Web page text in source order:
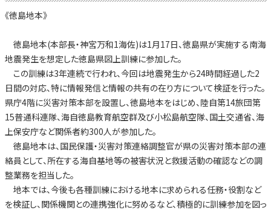
《徳島地本》
徳島地本(本部長・神宮万和1海佐)は1月17日、徳島県が実施する南海
地震発生を想定した徳島県図上訓練に参加した。
この訓練は3年連続で行われ、今回は地震発生から24時間経過した2
日間の対応、特に情報発信と情報の共有の在り方について検証を行った。
県庁4階に災害対策本部を設置し、徳島地本をはじめ、陸自第14旅団第
15普通科連隊、海自徳島教育航空群及び小松島航空隊、国土交通省、海
上保安庁など関係者約300人が参加した。
徳島地本は、国民保護・災害対策連絡調整官が県の災害対策本部の連
絡員として、所在する海自基地等の被害状況と救援活動の確認などの調
整業務を担当した。
地本では、今後も各種訓練における地本に求められる任務・役割など
を検証し、関係機関との連携強化に努めるなど、積極的に訓練参加を図っ